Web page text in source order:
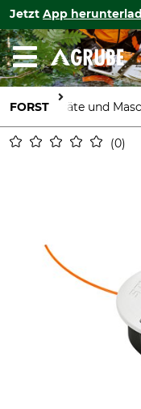
Jetzt App
FORSTGeräte und
0